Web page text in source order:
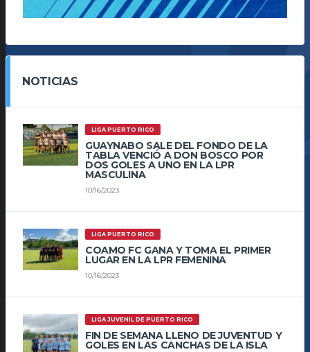
NOTICIAS
LIGA PUERTO RICO
GUAYNABO SALE DEL FONDO DE LA
TABLA VENCIÓ A DON BOSCO POR
DOS GOLES A UNO EN LA LPR
MASCULINA
10/16/2023
LIGA PUERTO RICO
COAMO FC GANA Y TOMA EL PRIMER
LUGAR EN LA LPR FEMENINA
10/16/2023
LIGA JUVENIL DE PUERTO RICO
FIN DE SEMANA LLENO DE JUVENTUD Y
GOLES EN LAS CANCHAS DE LA ISLA